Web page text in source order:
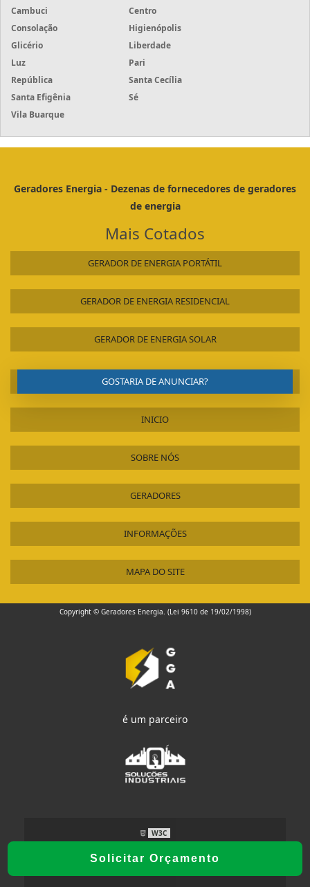
Solicitar Orçamento
Cambuci
Centro
Consolação
Higienópolis
Glicério
Liberdade
Luz
Pari
República
Santa Cecília
Santa Efigênia
Sé
Vila Buarque
Geradores Energia - Dezenas de fornecedores de geradores
de energia
Mais Cotados
GERADOR DE ENERGIA PORTÁTIL
GERADOR DE ENERGIA RESIDENCIAL
GERADOR DE ENERGIA SOLAR
GOSTARIA DE ANUNCIAR?
INICIO
SOBRE NÓS
GERADORES
INFORMAÇÕES
MAPA DO SITE
Copyright © Geradores Energia. (Lei 9610 de 19/02/1998)
é um parceiro
W3C